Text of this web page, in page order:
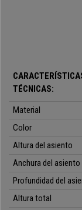
nos
ajustado ¡No dejes
•Impactante
• Mecanismo de
Reposapies
•Diseño de líneas
• Reposacabezas
•Base metálica muy
TÉCNICAS:
Material
Color
Altura del asiento
Anchura del asiento
Profundidad del
Altura total